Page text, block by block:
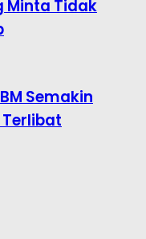
Minta Tidak
Semakin